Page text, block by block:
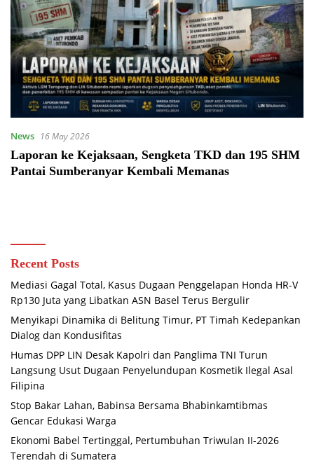
News 16 May 2026
Laporan ke Kejaksaan, Sengketa TKD dan 195 SHM
Pantai Sumberanyar Kembali Memanas
Recent Posts
Mediasi Gagal Total, Kasus Dugaan Penggelapan Honda HR-V
Rp130 Juta yang Libatkan ASN Basel Terus Bergulir
Menyikapi Dinamika di Belitung Timur, PT Timah Kedepankan
Dialog dan Kondusifitas
Humas DPP LIN Desak Kapolri dan Panglima TNI Turun
Langsung Usut Dugaan Penyelundupan Kosmetik Ilegal Asal
Filipina
Stop Bakar Lahan, Babinsa Bersama Bhabinkamtibmas
Gencar Edukasi Warga
Ekonomi Babel Tertinggal, Pertumbuhan Triwulan II-2026
Terendah di Sumatera